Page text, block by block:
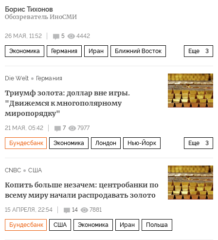
Борис Тихонов
Обозреватель ИноСМИ
26 МАЯ, 11:52 5 4442
Еще 3
Экономика Германия Иран Ближний Восток
Die Welt Германия
Триумф золота: доллар вне игры.
"Движемся к многополярному
миропорядку"
21 МАЯ, 05:42 7 7977
Еще 3
Бундесбанк Экономика Лондон Нью-Йорк
CNBC
США
Копить больше незачем: центробанки по
всему миру начали распродавать золото
15 АПРЕЛЯ, 22:54 14 7881
Бундесбанк США Экономика Иран Польша